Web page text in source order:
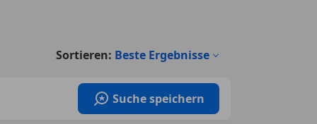
Sortieren: Beste Ergebnisse
Suche speichern